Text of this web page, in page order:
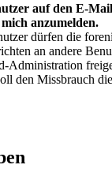
auf den E-
anzumelden.
dürfen die
an andere
Administration
den Missbrauch